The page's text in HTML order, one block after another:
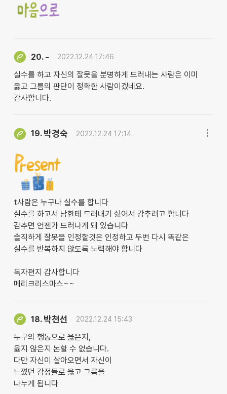
20. - 2022.12.24 17:46
실수를 하고 자신의 잘못을 분명하게 드러내는 사람은 이미
옳고 그름의 판단이 정확한 사람이겠네요.
감사합니다.
19. 박경숙 2022.12.24 17:14
t사람은 누구나 실수를 합니다
실수를 하고서 남한테 드러내기 싫어서 감추려고 합니다
감추면 언젠가 드러나게 돼 있습니다
솔직하게 잘못을 인정할것은 인정하고 두번 다시 똑같은
실수를 반복하지 않도록 노력해야 합니다
독자편지 감사합니다
메리크리스마스~~
18. 박천선 2022.12.24 15:43
누구의 행동으로 옳은지,
옳지 않은지 논할 수 없습니다.
다만 자신이 살아오면서 자신이
느꼈던 감정들로 옳고 그름을
나누게 됩니다